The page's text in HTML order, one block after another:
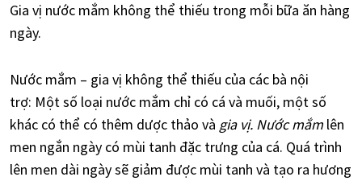
Gia vị nước mắm không thể thiếu trong mỗi bữa ăn hàng
ngày.
Nước mắm – gia vị không thể thiếu của các bà nội
trợ: Một số loại nước mắm chỉ có cá và muối, một số
khác có thể có thêm dược thảo và gia vị. Nước mắm lên
men ngắn ngày có mùi tanh đặc trưng của cá. Quá trình
lên men dài ngày sẽ giảm được mùi tanh và tạo ra hương